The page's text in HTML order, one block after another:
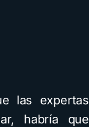
las expertas
habría que